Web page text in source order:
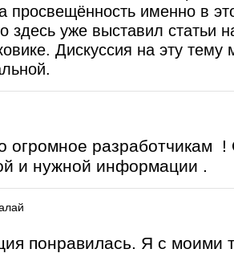
просвещённость именно в
здесь уже выставил статьи
Дискуссия на эту тему
огромное разработчикам
и нужной информации .
понравилась. Я с моими